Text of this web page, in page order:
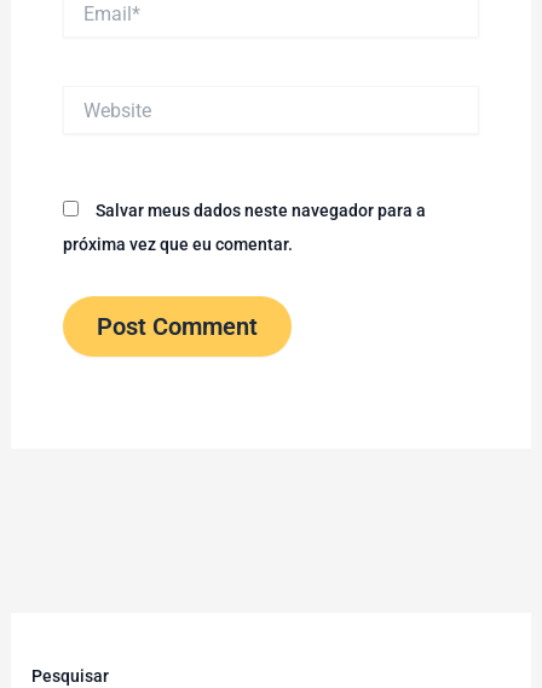
Salvar meus dados neste navegador para a
próxima vez que eu comentar.
Pesquisar